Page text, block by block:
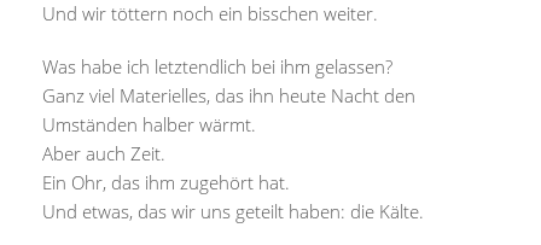
Und wir töttern noch ein bisschen weiter.
Was habe ich letztendlich bei ihm gelassen?
Ganz viel Materielles, das ihn heute Nacht den
Umständen halber wärmt.
Aber auch Zeit.
Ein Ohr, das ihm zugehört hat.
Und etwas, das wir uns geteilt haben: die Kälte.